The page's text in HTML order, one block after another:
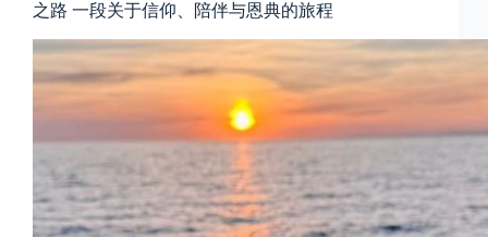
之路 一段关于信仰、陪伴与恩典的旅程